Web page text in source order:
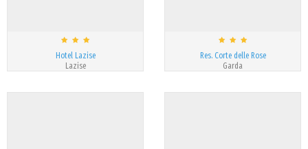
Hotel Lazise
Lazise
Res. Corte delle Rose
Garda